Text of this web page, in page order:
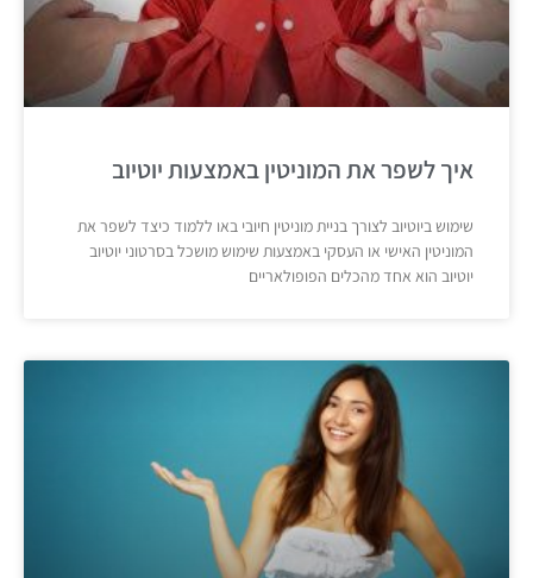
איך לשפר את המוניטין באמצעות יוטיוב
שימוש ביוטיוב לצורך בניית מוניטין חיובי באו ללמוד כיצד לשפר את
המוניטין האישי או העסקי באמצעות שימוש מושכל בסרטוני יוטיוב
יוטיוב הוא אחד מהכלים הפופולאריים